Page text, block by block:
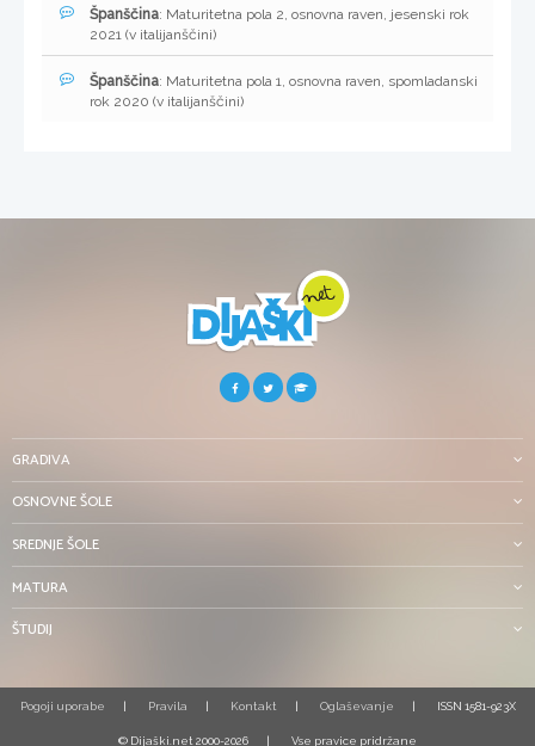
Španščina: Maturitetna pola 2, osnovna raven, jesenski rok
2021 (v italijanščini)
Španščina: Maturitetna pola 1, osnovna raven, spomladanski
rok 2020 (v italijanščini)
GRADIVA
OSNOVNE ŠOLE
SREDNJE ŠOLE
MATURA
ŠTUDIJ
Pogoji uporabe Pravila Kontakt Oglaševanje ISSN 1581-923X
© Dijaški.net 2000-2026 Vse pravice pridržane